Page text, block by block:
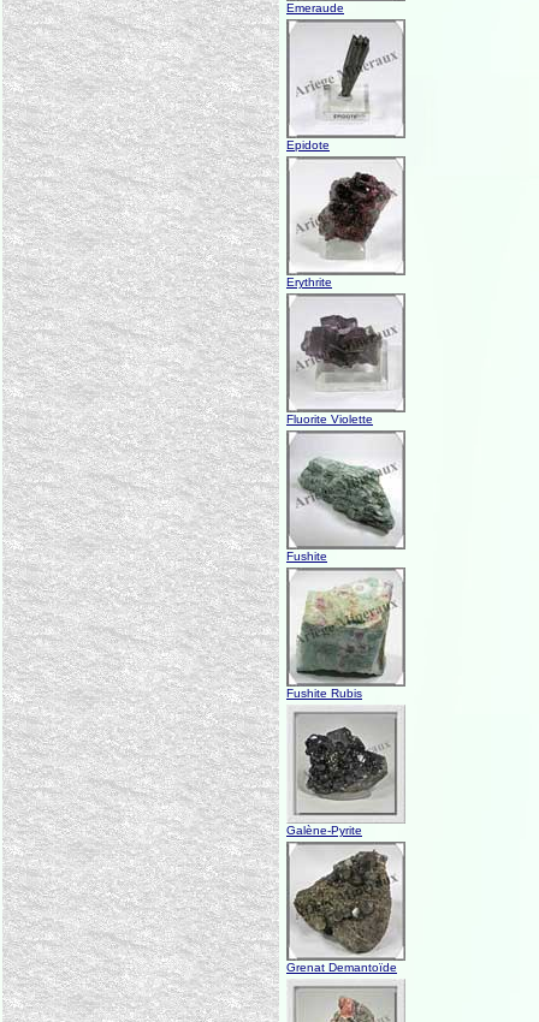
Emeraude
Epidote
Erythrite
Fluorite Violette
Fushite
Fushite Rubis
Galène-Pyrite
Grenat Demantoïde